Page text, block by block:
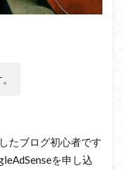
たブログ初心者です
を申し込